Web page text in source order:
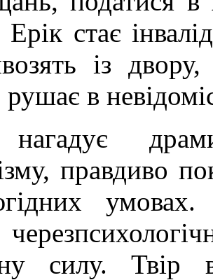
Ерік стає
із
в
правдиво
умовах.
силу. Твір